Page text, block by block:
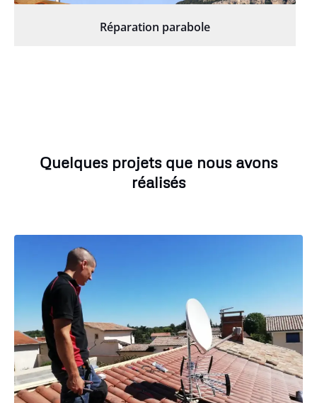
Réparation parabole
Quelques projets que nous avons
réalisés